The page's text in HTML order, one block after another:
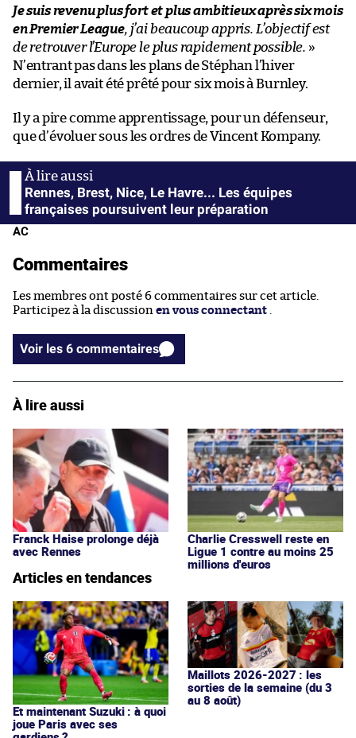
Je suis revenu plus fort et plus ambitieux après six mois
en Premier League, j’ai beaucoup appris. L’objectif est
de retrouver l’Europe le plus rapidement possible. »
N’entrant pas dans les plans de Stéphan l’hiver
dernier, il avait été prêté pour six mois à Burnley.
Il y a pire comme apprentissage, pour un défenseur,
que d’évoluer sous les ordres de Vincent Kompany.
Rennes, Brest, Nice, Le Havre... Les équipes
françaises poursuivent leur préparation
AC
Commentaires
Les membres ont posté 6 commentaires sur cet article.
Participez à la discussion en vous connectant
Voir les 6 commentaires
À lire aussi
Franck Haise prolonge déjà
avec Rennes
Charlie Cresswell reste en
Ligue 1 contre au moins 25
millions d'euros
Articles en tendances
Et maintenant Suzuki : à quoi
joue Paris avec ses
Maillots 2026-2027 : les
sorties de la semaine (du 3
au 8 août)